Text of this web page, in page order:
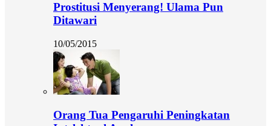
Prostitusi Menyerang! Ulama Pun
Ditawari
10/05/2015
Orang Tua Pengaruhi Peningkatan